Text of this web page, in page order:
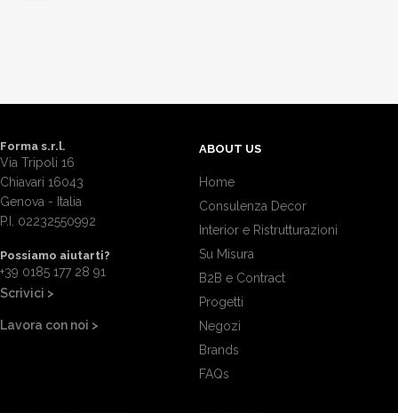
Forma s.r.l.
Via Tripoli 16
Chiavari 16043
Genova - Italia
P.I. 02232550992
Possiamo aiutarti?
+39 0185 177 28 91
Scrivici >
Lavora con noi >
ABOUT US
Home
Consulenza Decor
Interior e Ristrutturazioni
Su Misura
B2B e Contract
Progetti
Negozi
Brands
FAQs